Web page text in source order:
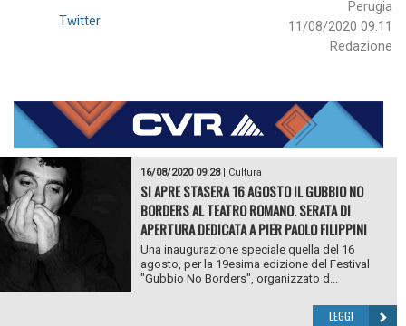
Perugia
11/08/2020 09:11
Redazione
Twitter
16/08/2020 09:28| Cultura
SI APRE STASERA 16 AGOSTO IL GUBBIO NO
BORDERS AL TEATRO ROMANO. SERATA DI
APERTURA DEDICATA A PIER PAOLO FILIPPINI
Una inaugurazione speciale quella del 16
agosto, per la 19esima edizione del Festival
"Gubbio No Borders", organizzato d...
LEGGI